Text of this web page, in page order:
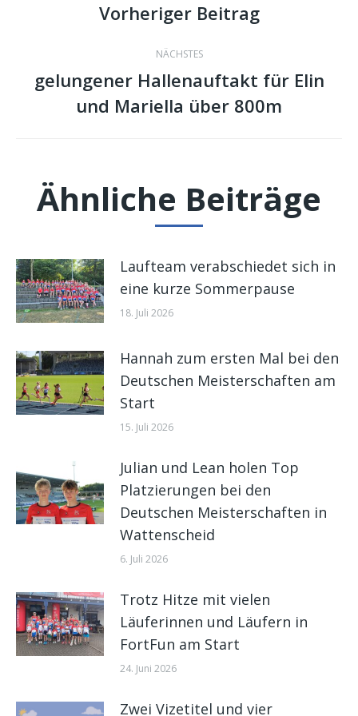
Vorheriger
Vorheriger Beitrag
NÄCHSTES
Nächster
Beitrag:
gelungener Hallenauftakt für Elin
und Mariella über 800m
Ähnliche Beiträge
Laufteam verabschiedet sich in
eine kurze Sommerpause
18. Juli 2026
Hannah zum ersten Mal bei den
Deutschen Meisterschaften am
Start
15. Juli 2026
Julian und Lean holen Top
Platzierungen bei den
Deutschen Meisterschaften in
Wattenscheid
6. Juli 2026
Trotz Hitze mit vielen
Läuferinnen und Läufern in
FortFun am Start
24. Juni 2026
Zwei Vizetitel und vier